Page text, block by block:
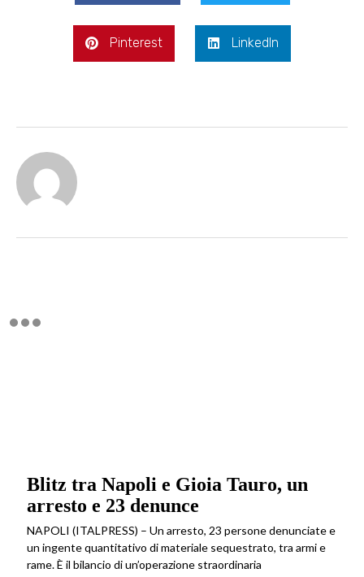
Pinterest LinkedIn
Blitz tra Napoli e Gioia Tauro, un
arresto e 23 denunce
NAPOLI (ITALPRESS) – Un arresto, 23 persone denunciate e
un ingente quantitativo di materiale sequestrato, tra armi e
rame. È il bilancio di un’operazione straordinaria